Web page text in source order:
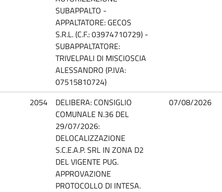
SUBAPPALTO -
APPALTATORE: GECOS
S.R.L. (C.F.: 03974710729) -
SUBAPPALTATORE:
TRIVELPALI DI MISCIOSCIA
ALESSANDRO (P.IVA:
07515810724)
2054
DELIBERA: CONSIGLIO
COMUNALE N.36 DEL
29/07/2026:
DELOCALIZZAZIONE
S.C.E.A.P. SRL IN ZONA D2
DEL VIGENTE PUG.
APPROVAZIONE
PROTOCOLLO DI INTESA.
07/08/2026